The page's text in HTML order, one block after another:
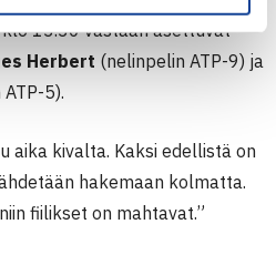
13.30 vastaan asettuvat
Herbert (nelinpelin ATP-9) ja
5).
aika kivalta. Kaksi edellistä on
hakemaan kolmatta.
fiilikset on mahtavat.”